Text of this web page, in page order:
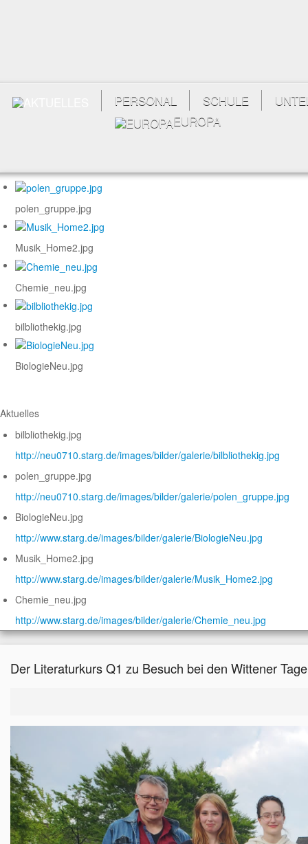
PERSONAL SCHULE
EUROPA
polen_gruppe.jpg
Musik_Home2.jpg
Chemie_neu.jpg
bilbliothekig.jpg
BiologieNeu.jpg
Aktuelles
bilbliothekig.jpg
http://neu0710.starg.de/images/bilder/galerie/bilbliothekig.jpg
polen_gruppe.jpg
http://neu0710.starg.de/images/bilder/galerie/polen_gruppe.jpg
BiologieNeu.jpg
http://www.starg.de/images/bilder/galerie/BiologieNeu.jpg
Musik_Home2.jpg
http://www.starg.de/images/bilder/galerie/Musik_Home2.jpg
Chemie_neu.jpg
http://www.starg.de/images/bilder/galerie/Chemie_neu.jpg
Der Literaturkurs Q1 zu Besuch bei den Wittener